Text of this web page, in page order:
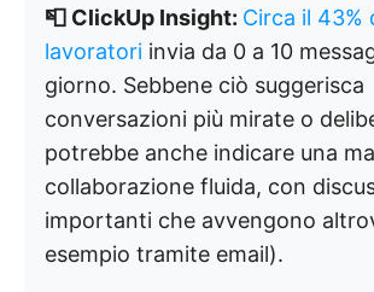
📮 ClickUp Insight: Circa il 43%
lavoratori invia da 0 a 10
giorno. Sebbene ciò suggerisca
conversazioni più mirate o
potrebbe anche indicare una
collaborazione fluida, con
importanti che avvengono
esempio tramite email).